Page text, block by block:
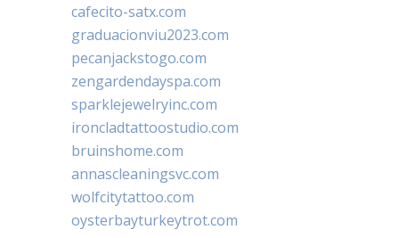
cafecito-satx.com
graduacionviu2023.com
pecanjackstogo.com
zengardendayspa.com
sparklejewelryinc.com
ironcladtattoostudio.com
bruinshome.com
annascleaningsvc.com
wolfcitytattoo.com
oysterbayturkeytrot.com